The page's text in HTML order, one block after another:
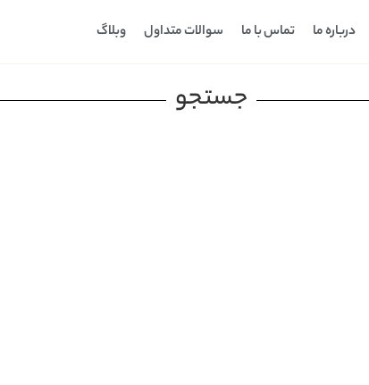
درباره ما تماس با ما سوالات متداول وبلاگ
جستجو